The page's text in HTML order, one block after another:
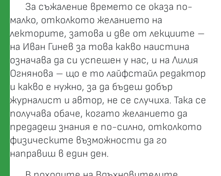
За съжаление времето се оказа по-
малко, отколкото желанието на
лекторите, затова и две от лекциите –
на Иван Гинев за това какво наистина
означава да си успешен у нас, и на Лилия
Огнянова – що е то лайфстайл редактор
и какво е нужно, за да бъдеш добър
журналист и автор, не се случиха. Така се
получава обаче, когато желанието да
предадеш знания е по-силно, отколкото
физическите възможности да го
направиш в един ден.